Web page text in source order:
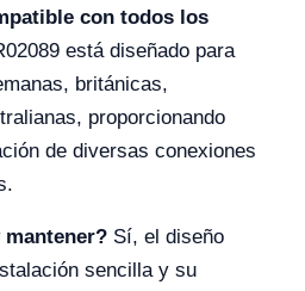
con todos los
está diseñado para
británicas,
proporcionando
de diversas conexiones
Sí, el diseño
sencilla y su